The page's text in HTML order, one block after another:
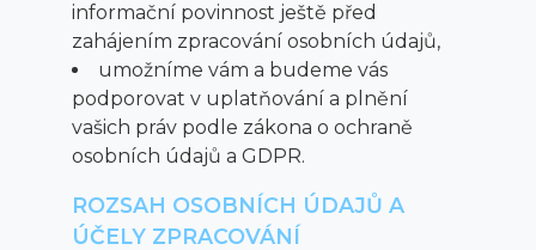
informační povinnost ještě před
zahájením zpracování osobních údajů,
umožníme vám a budeme vás
podporovat v uplatňování a plnění
vašich práv podle zákona o ochraně
osobních údajů a GDPR.
ROZSAH OSOBNÍCH ÚDAJŮ A
ÚČELY ZPRACOVÁNÍ